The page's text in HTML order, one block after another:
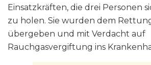
Einsatzkräften, die drei Personen
zu holen. Sie wurden dem
übergeben und mit Verdacht auf
Rauchgasvergiftung ins